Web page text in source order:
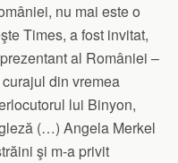
nu mai este o
Times, a fost invitat,
al României –
din vremea
lui Binyon,
(…) Angela Merkel
şi m-a privit